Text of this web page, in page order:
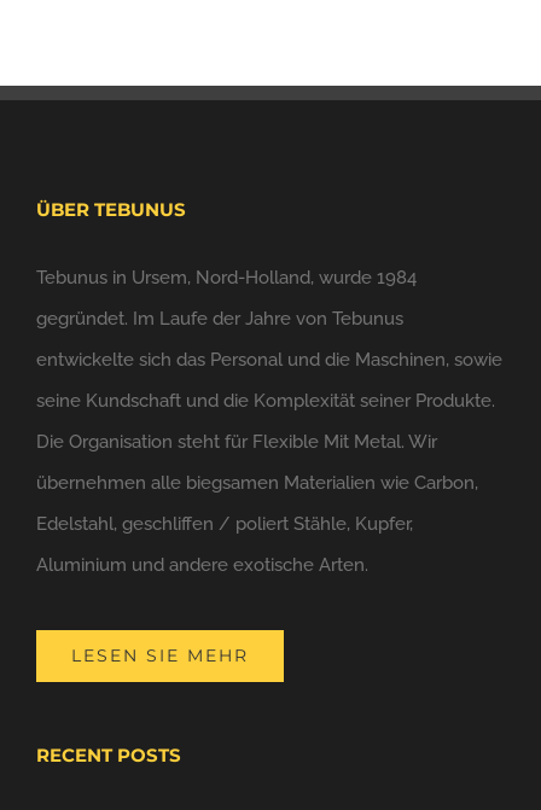
ÜBER TEBUNUS
Tebunus in Ursem, Nord-Holland, wurde 1984
gegründet. Im Laufe der Jahre von Tebunus
entwickelte sich das Personal und die Maschinen, sowie
seine Kundschaft und die Komplexität seiner Produkte.
Die Organisation steht für Flexible Mit Metal. Wir
übernehmen alle biegsamen Materialien wie Carbon,
Edelstahl, geschliffen / poliert Stähle, Kupfer,
Aluminium und andere exotische Arten.
LESEN SIE MEHR
RECENT POSTS